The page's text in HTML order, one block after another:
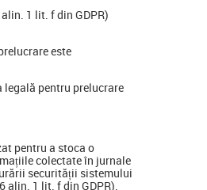
1 lit. f din GDPR)
este
legală pentru prelucrare
pentru a stoca o
colectate în jurnale
securității sistemului
1 lit. f din GDPR).